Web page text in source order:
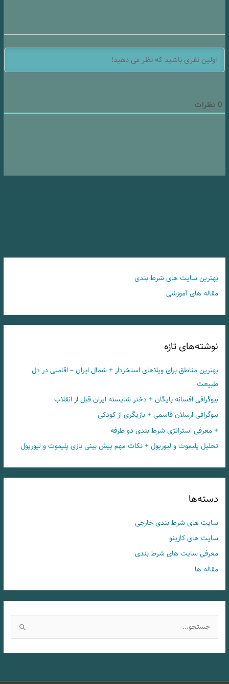
0 نظرات
بهترین سایت های شرط بندی
مقاله های آموزشی
نوشته‌های تازه
بهترین مناطق برای ویلاهای استخردار + شمال ایران – اقامتی در دل
طبیعت
بیوگرافی افسانه بایگان + دختر شایسته ایران قبل از انقلاب
بیوگرافی ارسلان قاسمی + بازیگری از کودکی
+ معرفی استراتژی شرط بندی دو طرفه
تحلیل پلیموث و لیورپول + نکات مهم پیش بینی بازی پلیموث و لیورپول
دسته‌ها
سایت های شرط بندی خارجی
سایت های کازینو
معرفی سایت های شرط بندی
مقاله ها